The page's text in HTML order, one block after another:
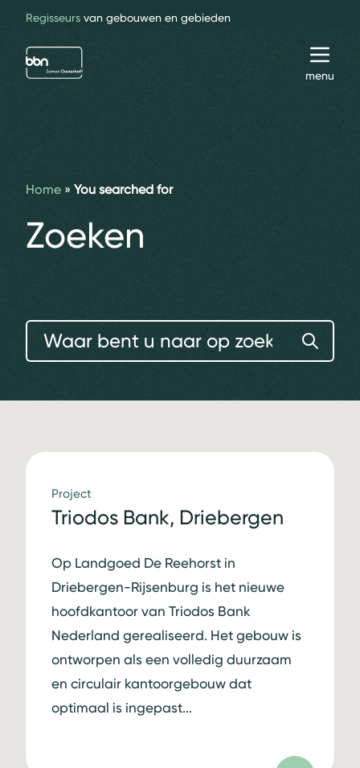
Regisseurs van gebouwen en gebieden
bbn adviseurs
menu
Home » You searched for
Zoeken
Zoeken
Project
Triodos Bank, Driebergen
Op Landgoed De Reehorst in
Driebergen-Rijsenburg is het nieuwe
hoofdkantoor van Triodos Bank
Nederland gerealiseerd. Het gebouw is
ontworpen als een volledig duurzaam
en circulair kantoorgebouw dat
optimaal is ingepast...